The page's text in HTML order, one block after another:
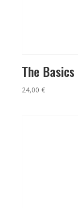
The Basics
24,00 €